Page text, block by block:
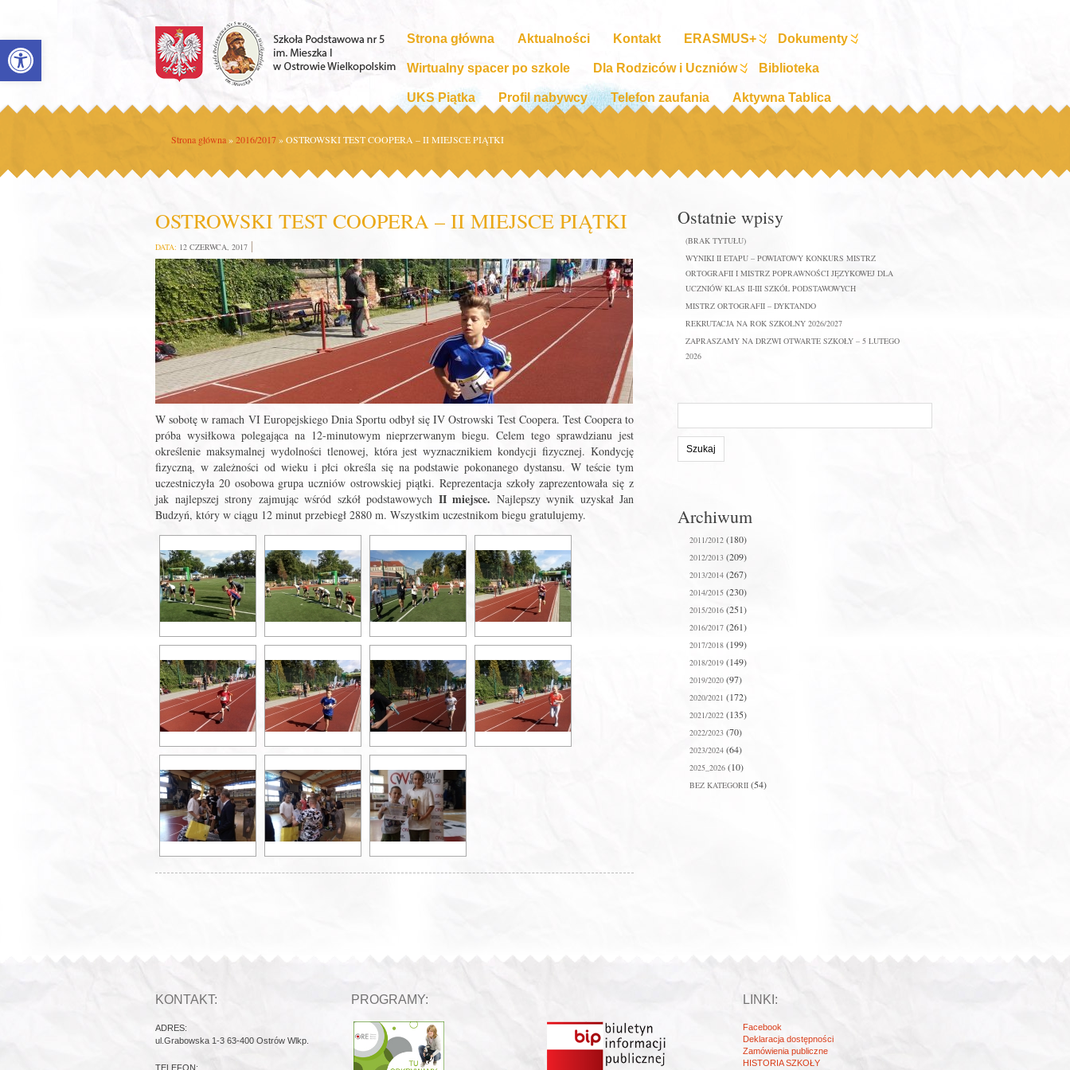
Open toolbar Strona główna Aktualności Kontakt ERASMUS+ Dokumenty
Wirtualny spacer po szkole Dla Rodziców i Uczniów Biblioteka
UKS Piątka Profil nabywcy Telefon zaufania Aktywna Tablica
Strona główna»2016/2017»OSTROWSKI TEST COOPERA – II MIEJSCE PIĄTKI
OSTROWSKI TEST COOPERA – II MIEJSCE PIĄTKI
DATA: 12 CZERWCA, 2017
W sobotę w ramach VI Europejskiego Dnia Sportu odbył się IV Ostrowski Test Coopera. Test Coopera to
próba wysiłkowa polegająca na 12-minutowym nieprzerwanym biegu. Celem tego sprawdzianu jest
określenie maksymalnej wydolności tlenowej, która jest wyznacznikiem kondycji fizycznej. Kondycję
fizyczną, w zależności od wieku i płci określa się na podstawie pokonanego dystansu. W teście tym
uczestniczyła 20 osobowa grupa uczniów ostrowskiej piątki. Reprezentacja szkoły zaprezentowała się z
jak najlepszej strony zajmując wśród szkół podstawowych II miejsce. Najlepszy wynik uzyskał Jan
Budzyń, który w ciągu 12 minut przebiegł 2880 m. Wszystkim uczestnikom biegu gratulujemy.
Ostatnie wpisy
(BRAK TYTUŁU)
WYNIKI II ETAPU – POWIATOWY KONKURS MISTRZ
ORTOGRAFII I MISTRZ POPRAWNOŚCI JĘZYKOWEJ DLA
UCZNIÓW KLAS II-III SZKÓŁ PODSTAWOWYCH
MISTRZ ORTOGRAFII – DYKTANDO
REKRUTACJA NA ROK SZKOLNY 2026/2027
ZAPRASZAMY NA DRZWI OTWARTE SZKOŁY – 5 LUTEGO
2026
stronie:
Archiwum
2011/2012 (180)
2012/2013 (209)
2013/2014 (267)
2014/2015 (230)
2015/2016 (251)
2016/2017 (261)
2017/2018 (199)
2018/2019 (149)
2019/2020 (97)
2020/2021 (172)
2021/2022 (135)
2022/2023 (70)
2023/2024 (64)
2025_2026 (10)
BEZ KATEGORII (54)
KONTAKT:
ADRES:
ul.Grabowska 1-3 63-400 Ostrów Wlkp.
TELEFON:
PROGRAMY: LINKI:
Facebook
Deklaracja dostępności
Zamówienia publiczne
HISTORIA SZKOŁY